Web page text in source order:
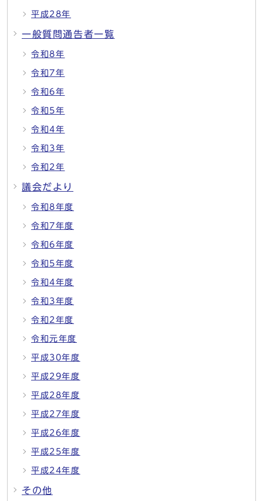
平成28年
一般質問通告者一覧
令和8年
令和7年
令和6年
令和5年
令和4年
令和3年
令和2年
議会だより
令和8年度
令和7年度
令和6年度
令和5年度
令和4年度
令和3年度
令和2年度
令和元年度
平成30年度
平成29年度
平成28年度
平成27年度
平成26年度
平成25年度
平成24年度
その他